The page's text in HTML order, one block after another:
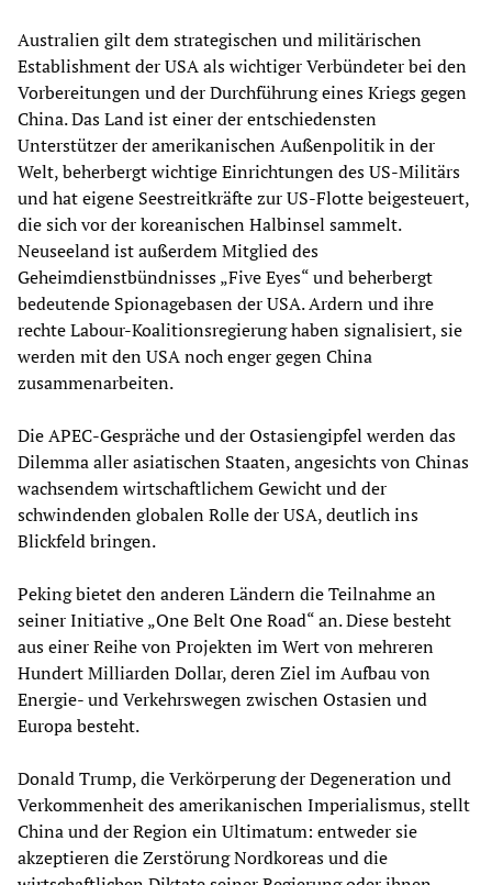
Australien gilt dem strategischen und militärischen
Establishment der USA als wichtiger Verbündeter bei den
Vorbereitungen und der Durchführung eines Kriegs gegen
China. Das Land ist einer der entschiedensten
Unterstützer der amerikanischen Außenpolitik in der
Welt, beherbergt wichtige Einrichtungen des US-Militärs
und hat eigene Seestreitkräfte zur US-Flotte beigesteuert,
die sich vor der koreanischen Halbinsel sammelt.
Neuseeland ist außerdem Mitglied des
Geheimdienstbündnisses „Five Eyes“ und beherbergt
bedeutende Spionagebasen der USA. Ardern und ihre
rechte Labour-Koalitionsregierung haben signalisiert, sie
werden mit den USA noch enger gegen China
zusammenarbeiten.
Die APEC-Gespräche und der Ostasiengipfel werden das
Dilemma aller asiatischen Staaten, angesichts von Chinas
wachsendem wirtschaftlichem Gewicht und der
schwindenden globalen Rolle der USA, deutlich ins
Blickfeld bringen.
Peking bietet den anderen Ländern die Teilnahme an
seiner Initiative „One Belt One Road“ an. Diese besteht
aus einer Reihe von Projekten im Wert von mehreren
Hundert Milliarden Dollar, deren Ziel im Aufbau von
Energie- und Verkehrswegen zwischen Ostasien und
Europa besteht.
Donald Trump, die Verkörperung der Degeneration und
Verkommenheit des amerikanischen Imperialismus, stellt
China und der Region ein Ultimatum: entweder sie
akzeptieren die Zerstörung Nordkoreas und die